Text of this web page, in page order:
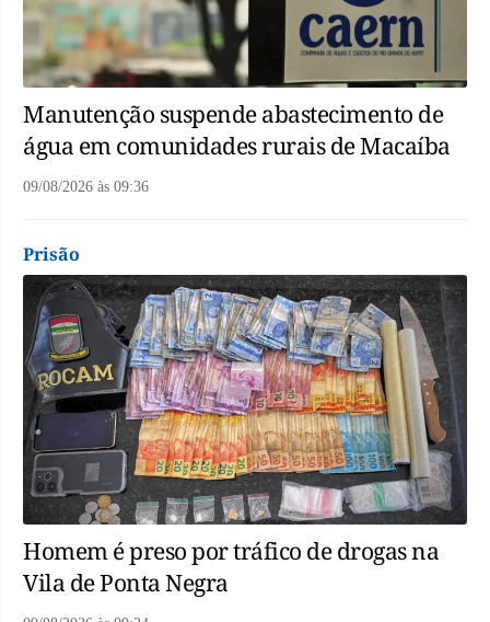
Manutenção suspende abastecimento de
água em comunidades rurais de Macaíba
09/08/2026 às 09:36
Prisão
Homem é preso por tráfico de drogas na
Vila de Ponta Negra